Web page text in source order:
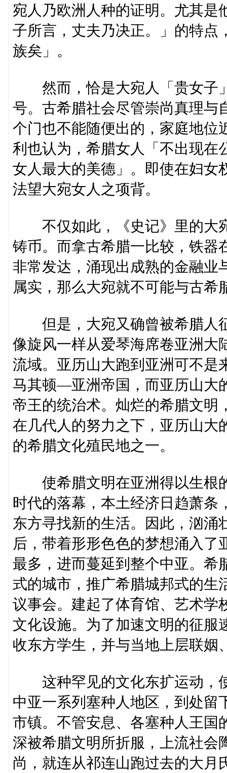
宛人乃欧洲人种的证明。尤其是
子所言，丈夫乃决正。」的特点
族矣」。
然而，恰是大宛人「贵女子
号。古希腊社会尽管崇尚真理与
个门也不能随便出的，家庭地位
利也认为，希腊女人「不出现在
女人最大的美德」。即使在妇女
法望大宛女人之项背。
不仅如此，《史记》里的大
铸币。而拿古希腊一比较，铁器
非常发达，涌现出成熟的金融业
属实，那么大宛就不可能与古希
但是，大宛又确曾被希腊人
像旋风一样从爱琴海席卷亚洲大
流域。亚历山大跑到亚洲可不是
马其顿—亚洲帝国，而亚历山大
帝王的统治术。灿烂的希腊文明
在几代人的努力之下，亚历山大
的希腊文化殖民地之一。
使希腊文明在亚洲得以生根
时代的落幕，本土经济日趋萧条
东方寻找新的生活。因此，汹涌
后，带着形形色色的梦想涌入
最多，进而蔓延到整个中亚。希
式的城市，推广希腊城邦式的生
议事会。建起了体育馆、艺术学
文化设施。为了加速文明的征服
收东方学生，并与当地上层联姻
这种罕见的文化东扩运动，
中亚一系列塞种人地区，到处留
市镇。不管安息、各塞种人王国
深被希腊文明所折服，上流社会
尚，就连从祁连山跑过去的大月